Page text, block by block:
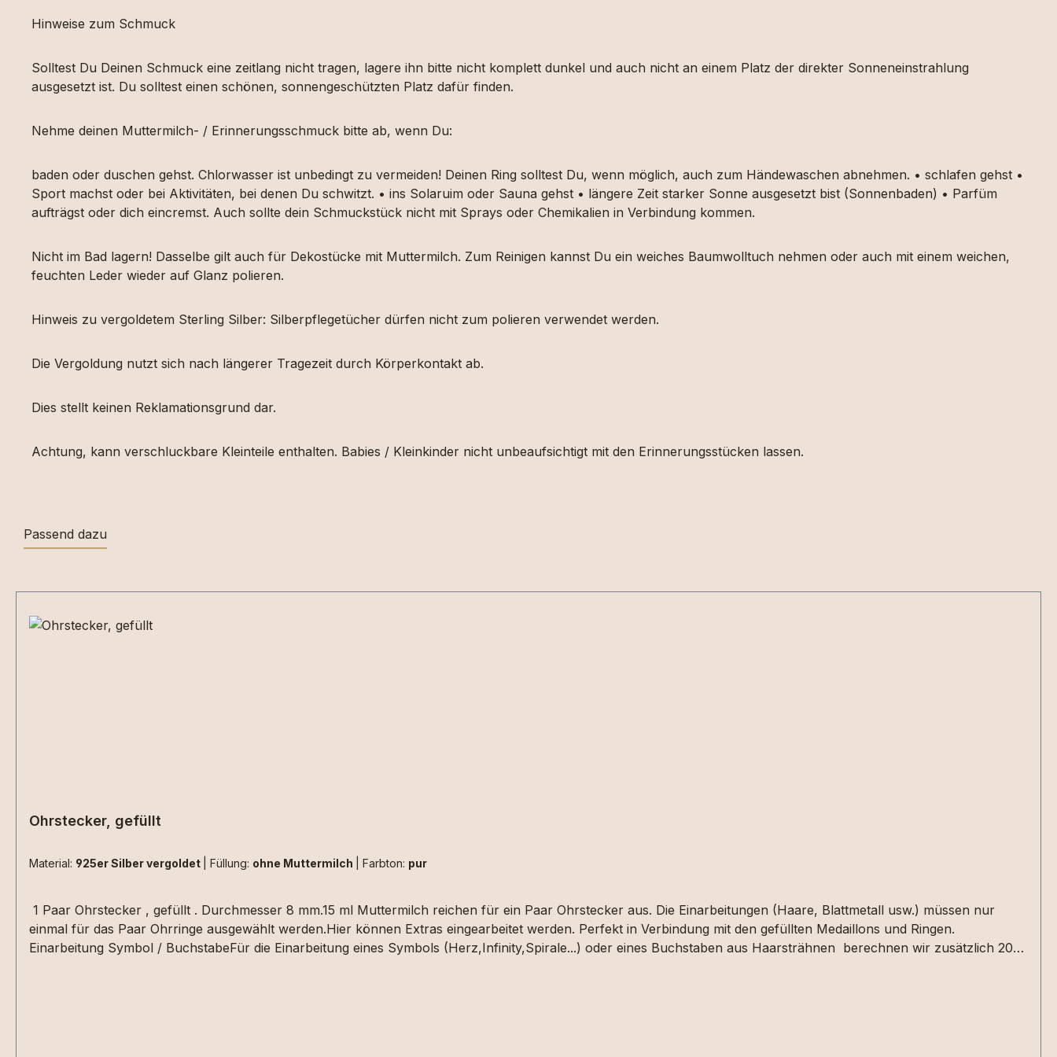
Hinweise zum Schmuck
Solltest Du Deinen Schmuck eine zeitlang nicht tragen, lagere ihn bitte nicht komplett dunkel und auch nicht an einem Platz der direkter Sonneneinstrahlung
ausgesetzt ist. Du solltest einen schönen, sonnengeschützten Platz dafür finden.
Nehme deinen Muttermilch- / Erinnerungsschmuck bitte ab, wenn Du:
baden oder duschen gehst. Chlorwasser ist unbedingt zu vermeiden! Deinen Ring solltest Du, wenn möglich, auch zum Händewaschen abnehmen. • schlafen gehst •
Sport machst oder bei Aktivitäten, bei denen Du schwitzt. • ins Solaruim oder Sauna gehst • längere Zeit starker Sonne ausgesetzt bist (Sonnenbaden) • Parfüm
aufträgst oder dich eincremst. Auch sollte dein Schmuckstück nicht mit Sprays oder Chemikalien in Verbindung kommen.
Nicht im Bad lagern! Dasselbe gilt auch für Dekostücke mit Muttermilch. Zum Reinigen kannst Du ein weiches Baumwolltuch nehmen oder auch mit einem weichen,
feuchten Leder wieder auf Glanz polieren.
Hinweis zu vergoldetem Sterling Silber: Silberpflegetücher dürfen nicht zum polieren verwendet werden.
Die Vergoldung nutzt sich nach längerer Tragezeit durch Körperkontakt ab.
Dies stellt keinen Reklamationsgrund dar.
Achtung, kann verschluckbare Kleinteile enthalten. Babies / Kleinkinder nicht unbeaufsichtigt mit den Erinnerungsstücken lassen.
Passend dazu
Ohrstecker, gefüllt
Material: 925er Silber vergoldet Füllung: ohne Muttermilch Farbton: pur
1 Paar Ohrstecker , gefüllt . Durchmesser 8 mm.15 ml Muttermilch reichen für ein Paar Ohrstecker aus. Die Einarbeitungen (Haare, Blattmetall usw.) müssen nur
einmal für das Paar Ohrringe ausgewählt werden.Hier können Extras eingearbeitet werden. Perfekt in Verbindung mit den gefüllten Medaillons und Ringen.
Einarbeitung Symbol / BuchstabeFür die Einarbeitung eines Symbols (Herz,Infinity,Spirale...) oder eines Buchstaben aus Haarsträhnen berechnen wir zusätzlich 20